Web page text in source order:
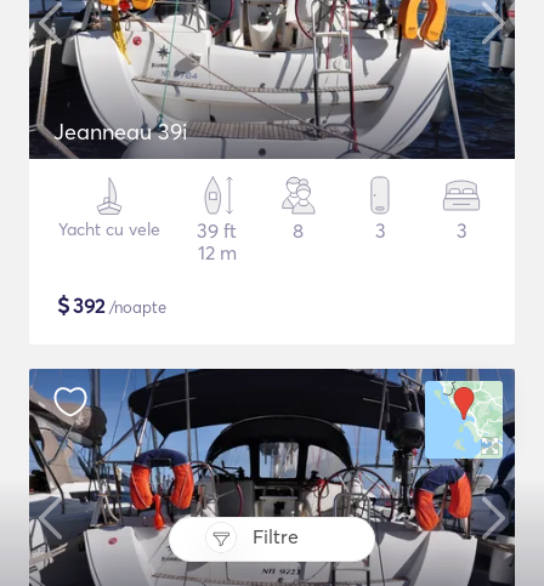
Filtre
Jeanneau 39i
Yacht cu vele
39 ft
12 m
8 3 3
$392/noapte